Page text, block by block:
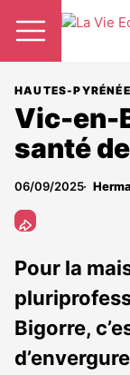
HAUTES-
Vic-en-
santé
06/09/2025
Pour la
Bigorre,